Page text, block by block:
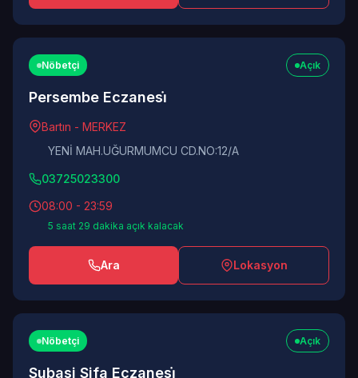
Nöbetçi Açık
Persembe Eczanesi̇
Bartın - MERKEZ
YENİ MAH.UĞURMUMCU CD.NO:12/A
03725023300
08:00 - 23:59
5 saat 29 dakika açık kalacak
Ara Lokasyon
Nöbetçi Açık
Subasi Sifa Eczanesi̇